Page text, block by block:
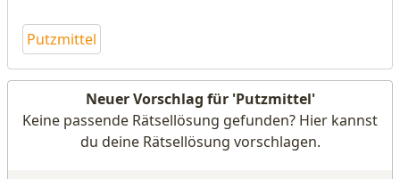
Putzmittel
Neuer Vorschlag für 'Putzmittel'
Keine passende Rätsellösung gefunden? Hier kannst
du deine Rätsellösung vorschlagen.